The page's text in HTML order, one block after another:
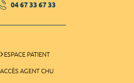
04 67 33 67 33
ESPACE PATIENT
ACCÈS AGENT CHU